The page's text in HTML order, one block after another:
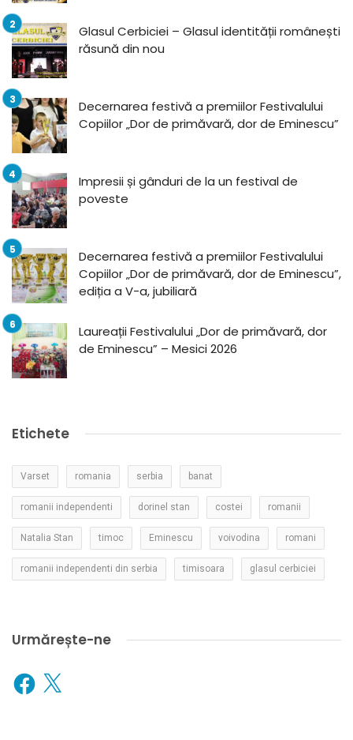
Glasul Cerbiciei – Glasul identității românești
răsună din nou
Decernarea festivă a premiilor Festivalului
Copiilor „Dor de primăvară, dor de Eminescu”
Impresii și gânduri de la un festival de
poveste
Decernarea festivă a premiilor Festivalului
Copiilor „Dor de primăvară, dor de Eminescu”,
ediția a V-a, jubiliară
Laureații Festivalului „Dor de primăvară, dor
de Eminescu” – Mesici 2026
Etichete
Varset romania serbia banat
romanii independenti dorinel stan costei romanii
Natalia Stan timoc Eminescu voivodina romani
romanii independenti din serbia timisoara glasul cerbiciei
Urmărește-ne
Facebook
X